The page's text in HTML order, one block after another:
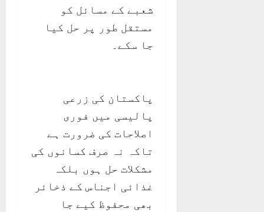
شعبے کے مسائل کو
مستقل طور پر حل کیا
جا سکے۔
پاکستان کی زرعی
پالیسی میں فوری
اصلاحات کی ضرورت ہے
تاکہ نہ صرف کسانوں کی
مشکلات حل ہوں بلکہ
غذائی اجناس کے ذخائر
بھی محفوظ کیے جا